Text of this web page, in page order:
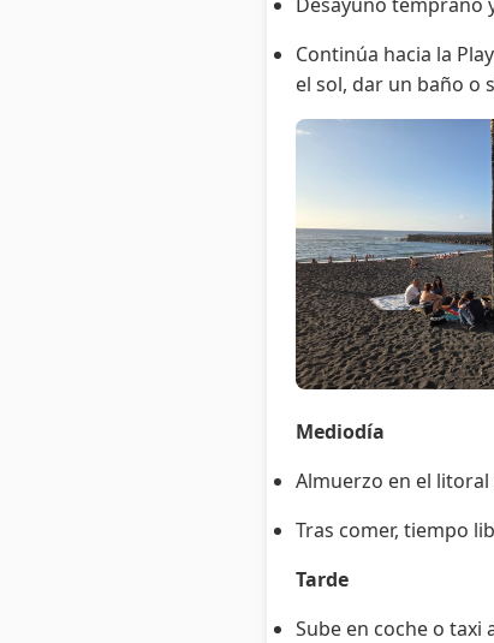
Continúa hacia la
el sol, dar un baño o
Mediodía
Almuerzo en el litoral
Tras comer, tiempo
Tarde
Sube en coche o taxi